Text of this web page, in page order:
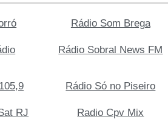
Rádio Som Brega
Rádio Sobral News FM
Rádio Só no Piseiro
RJ Radio Cpv Mix